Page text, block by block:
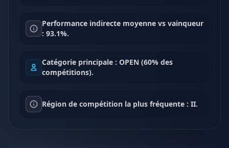
Performance indirecte moyenne vs vainqueur
: 93.1%.
Catégorie principale : OPEN (60% des
compétitions).
Région de compétition la plus fréquente : II.